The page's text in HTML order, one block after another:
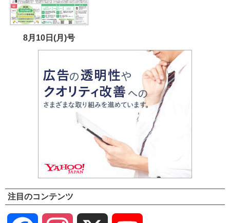
8月10日(月)号
注目のコンテンツ